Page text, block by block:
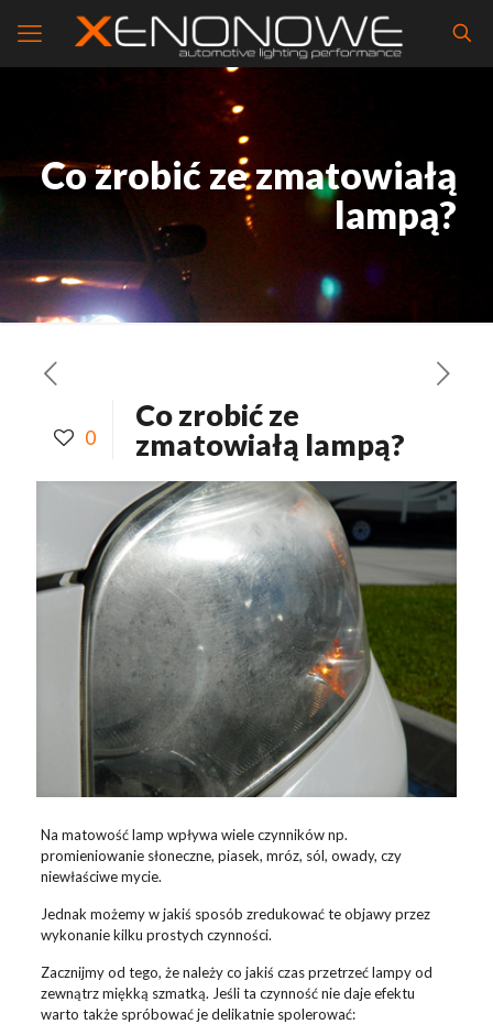
Co zrobić ze zmatowiałą
lampą?
0
Co zrobić ze
zmatowiałą lampą?
Na matowość lamp wpływa wiele czynników np.
promieniowanie słoneczne, piasek, mróz, sól, owady, czy
niewłaściwe mycie.
Jednak możemy w jakiś sposób zredukować te objawy przez
wykonanie kilku prostych czynności.
Zacznijmy od tego, że należy co jakiś czas przetrzeć lampy od
zewnątrz miękką szmatką. Jeśli ta czynność nie daje efektu
warto także spróbować je delikatnie spolerować: